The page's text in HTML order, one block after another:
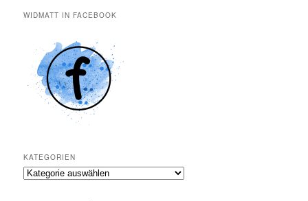
WIDMATT IN FACEBOOK
KATEGORIEN
Kategorien